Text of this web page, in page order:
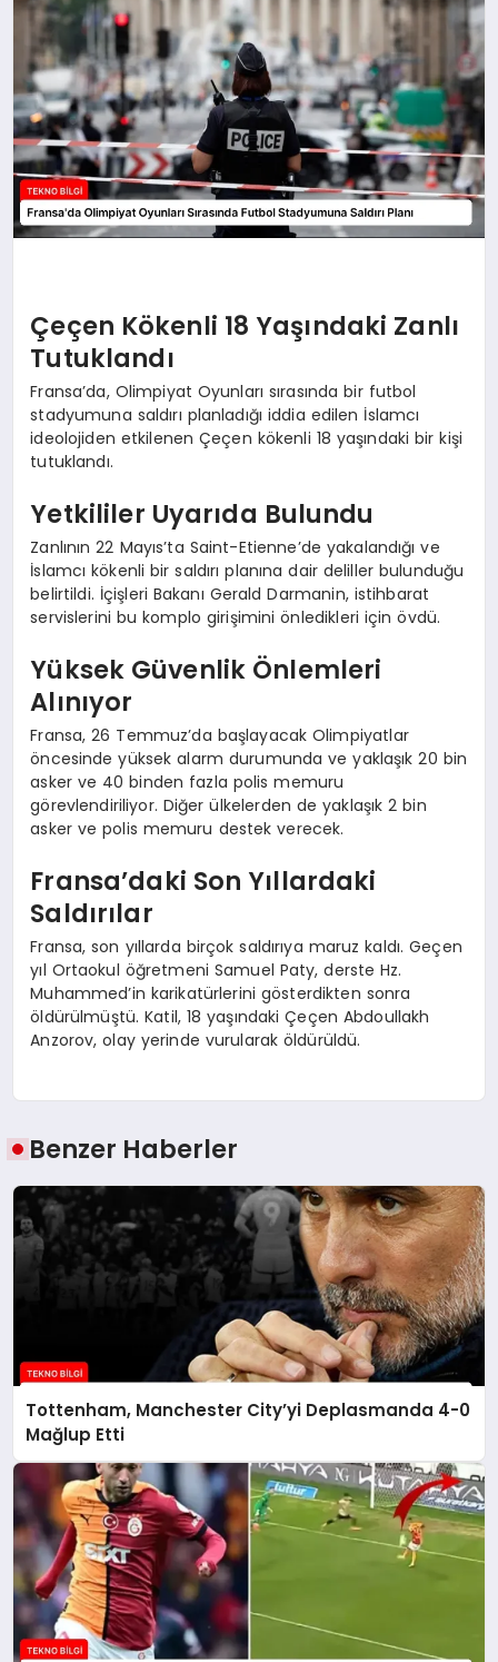
Çeçen Kökenli 18 Yaşındaki Zanlı
Tutuklandı
Fransa’da, Olimpiyat Oyunları sırasında bir futbol
stadyumuna saldırı planladığı iddia edilen İslamcı
ideolojiden etkilenen Çeçen kökenli 18 yaşındaki bir kişi
tutuklandı.
Yetkililer Uyarıda Bulundu
Zanlının 22 Mayıs’ta Saint-Etienne’de yakalandığı ve
İslamcı kökenli bir saldırı planına dair deliller bulunduğu
belirtildi. İçişleri Bakanı Gerald Darmanin, istihbarat
servislerini bu komplo girişimini önledikleri için övdü.
Yüksek Güvenlik Önlemleri
Alınıyor
Fransa, 26 Temmuz’da başlayacak Olimpiyatlar
öncesinde yüksek alarm durumunda ve yaklaşık 20 bin
asker ve 40 binden fazla polis memuru
görevlendiriliyor. Diğer ülkelerden de yaklaşık 2 bin
asker ve polis memuru destek verecek.
Fransa’daki Son Yıllardaki
Saldırılar
Fransa, son yıllarda birçok saldırıya maruz kaldı. Geçen
yıl Ortaokul öğretmeni Samuel Paty, derste Hz.
Muhammed’in karikatürlerini gösterdikten sonra
öldürülmüştü. Katil, 18 yaşındaki Çeçen Abdoullakh
Anzorov, olay yerinde vurularak öldürüldü.
Benzer Haberler
Tottenham, Manchester City’yi Deplasmanda 4-0
Mağlup Etti